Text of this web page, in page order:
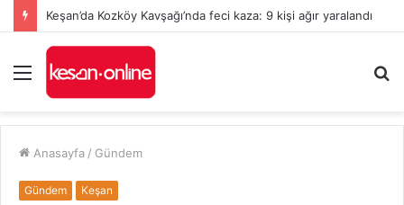
Keşan’da Kozköy Kavşağı’nda feci kaza: 9 kişi ağır yaralandı
Menü
...
Anasayfa / Gündem
Gündem Keşan